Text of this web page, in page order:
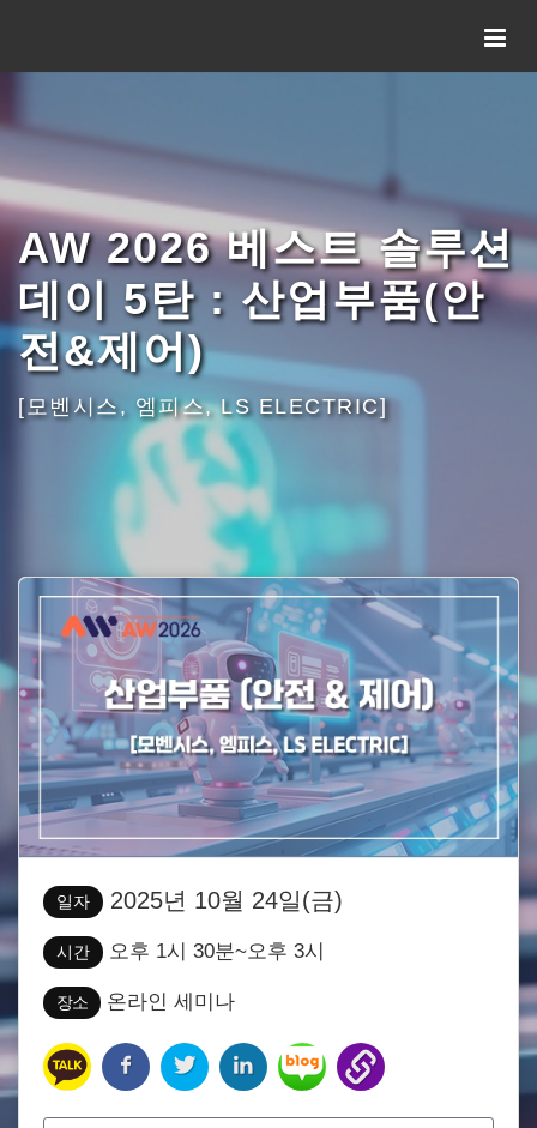
AW 2026 베스트 솔루션
데이 5탄 : 산업부품(안
전&제어)
[모벤시스, 엠피스, LS ELECTRIC]
일자 2025년 10월 24일(금)
시간 오후 1시 30분~오후 3시
장소 온라인 세미나